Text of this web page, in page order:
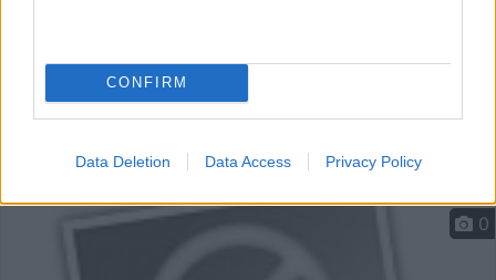
CONFIRM
Data Deletion Data Access Privacy Policy
0